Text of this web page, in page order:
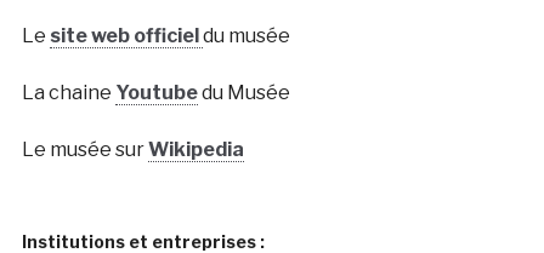
Le site web officieldu musée
La chaine Youtubedu Musée
Le musée surWikipedia
Institutions et entreprises :